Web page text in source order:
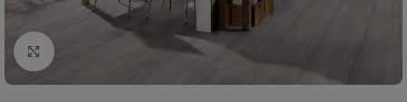
Click to enlarge